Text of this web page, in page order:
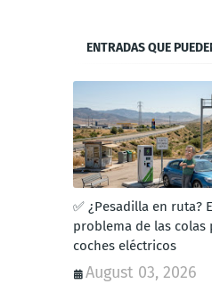
ENTRADAS QUE
✅ ¿Pesadilla en ruta?
problema de las colas
coches eléctricos
August 03, 2026